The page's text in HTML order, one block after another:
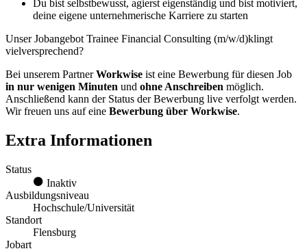
Du bist selbstbewusst, agierst eigenständig und bist motiviert,
deine eigene unternehmerische Karriere zu starten
Unser Jobangebot Trainee Financial Consulting (m/w/d)klingt
vielversprechend?
Bei unserem PartnerWorkwise ist eine Bewerbung für diesen Job
in nur wenigen Minuten und ohne Anschreiben möglich.
Anschließend kann der Status der Bewerbung live verfolgt werden.
Wir freuen uns auf eine Bewerbung über Workwise.
Extra Informationen
Status
Inaktiv
Ausbildungsniveau
Hochschule/Universität
Standort
Flensburg
Jobart